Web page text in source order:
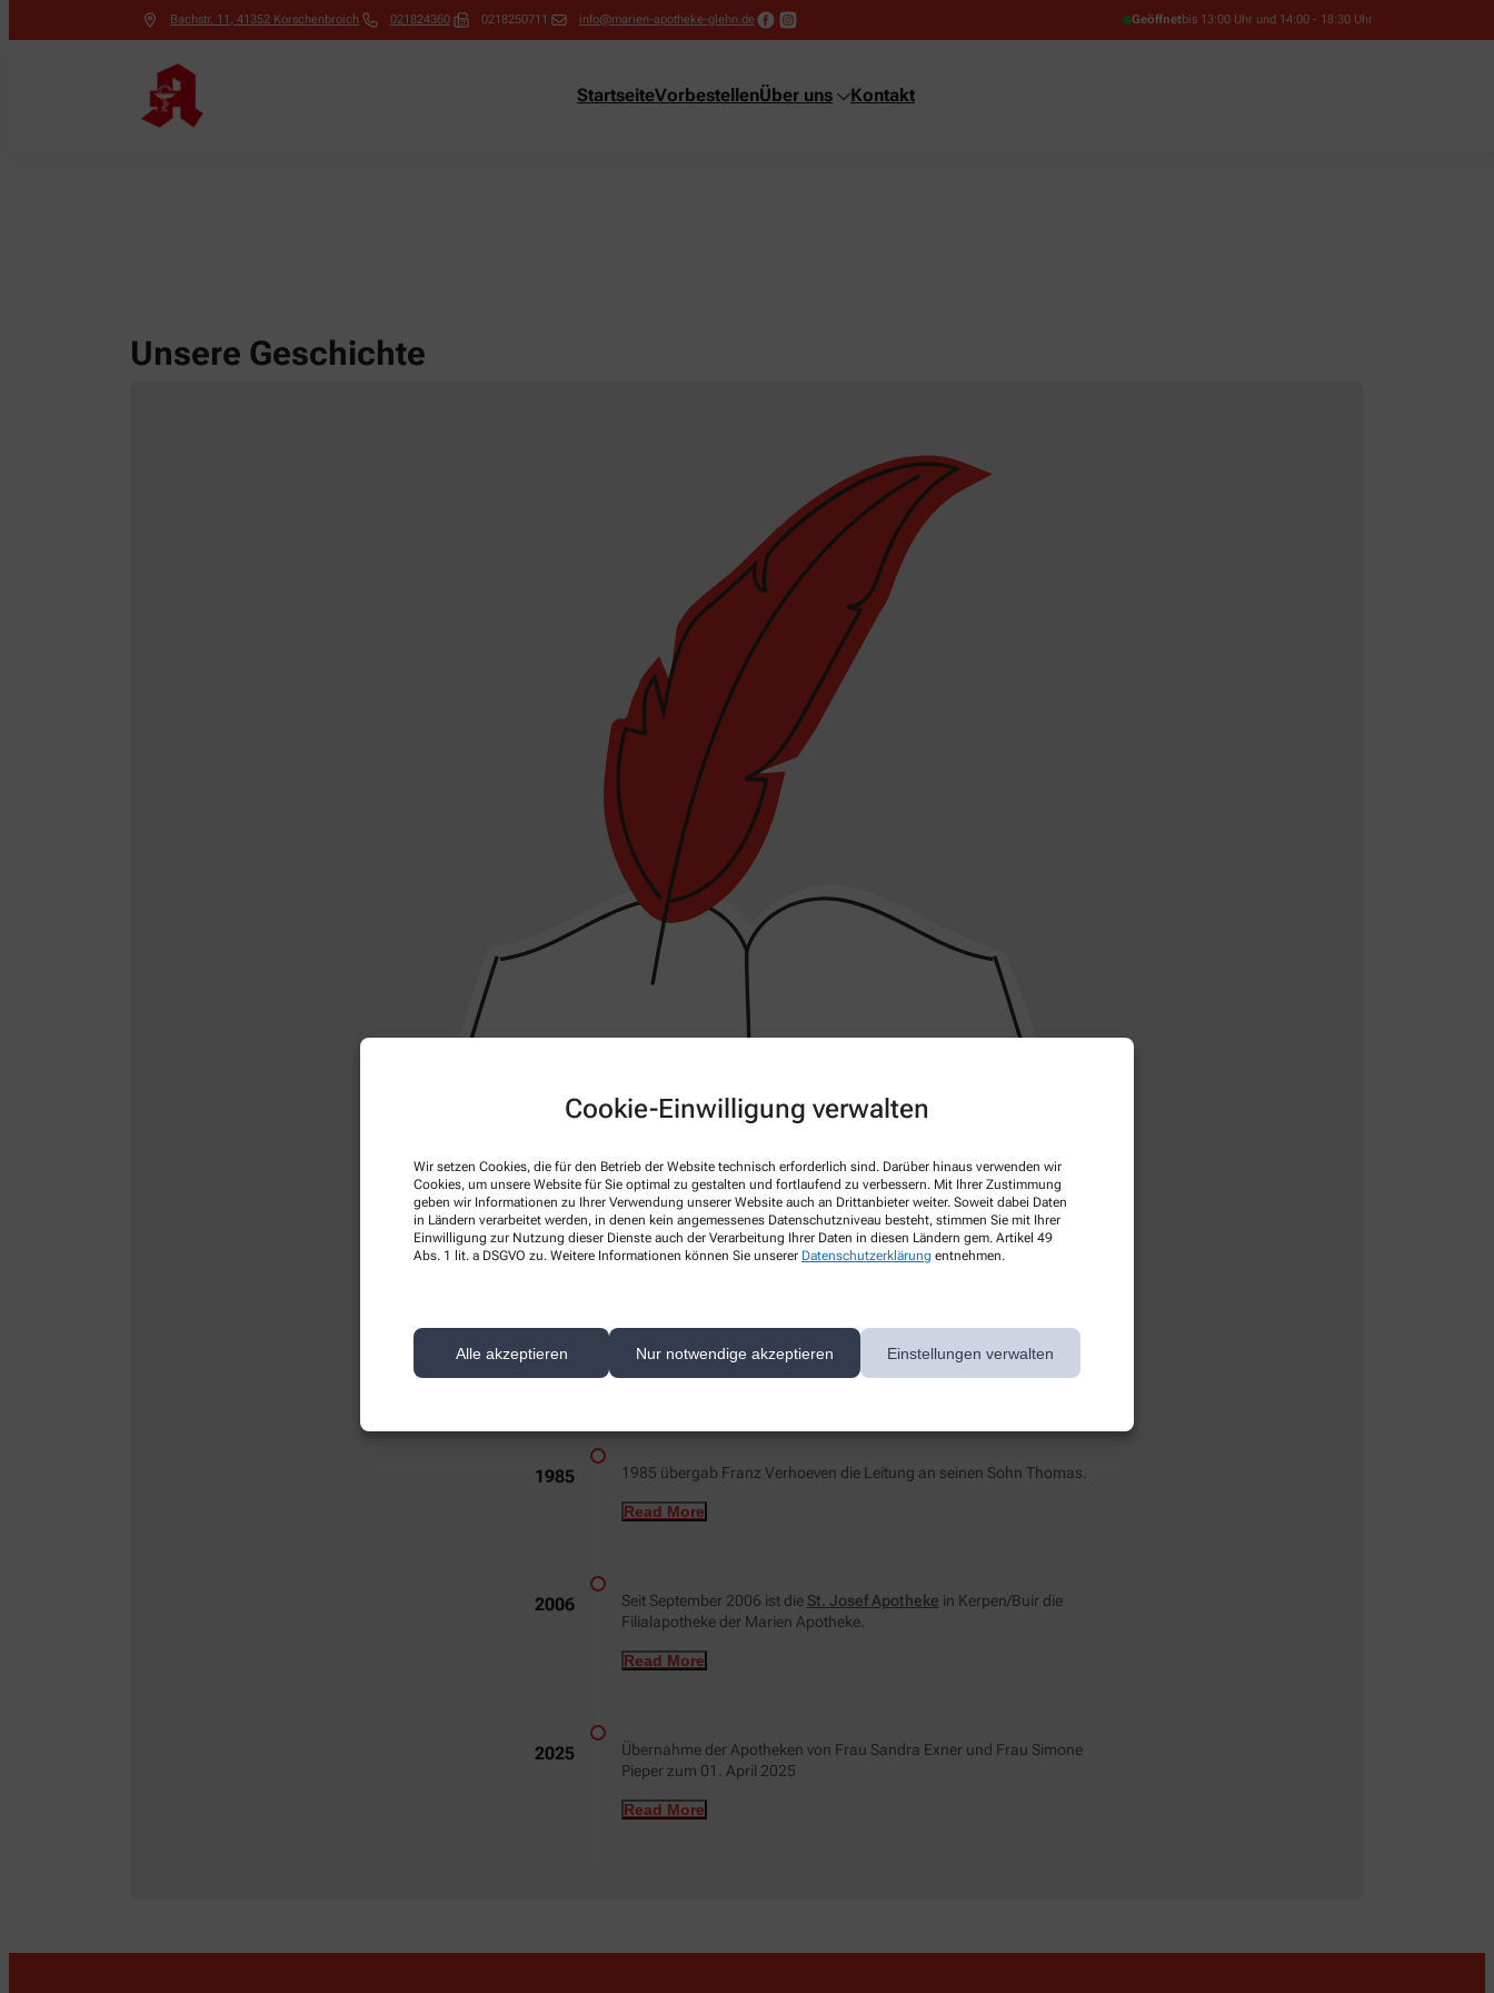
Cookie-Einwilligung verwalten
Wir setzen Cookies, die für den Betrieb der Website technisch erforderlich sind. Darüber hinaus verwenden wir
Cookies, um unsere Website für Sie optimal zu gestalten und fortlaufend zu verbessern. Mit Ihrer Zustimmung
geben wir Informationen zu Ihrer Verwendung unserer Website auch an Drittanbieter weiter. Soweit dabei Daten
in Ländern verarbeitet werden, in denen kein angemessenes Datenschutzniveau besteht, stimmen Sie mit Ihrer
Einwilligung zur Nutzung dieser Dienste auch der Verarbeitung Ihrer Daten in diesen Ländern gem. Artikel 49
Abs. 1 lit. a DSGVO zu. Weitere Informationen können Sie unserer Datenschutzerklärung entnehmen.
Alle akzeptieren Nur notwendige akzeptieren Einstellungen verwalten
Bachstr. 11 , 41352 Korschenbroich 021824360 0218250711 info@marien-apotheke-glehn.de Geöffnetbis 13:00 Uhr und 14:00 - 18:30 Uhr
StartseiteVorbestellenÜber uns Kontakt
Unsere Geschichte
1864 Gegründet wurde die Apotheke im Jahre 1864.
Read More
1958 Seit 1958 befindet sich die Apotheke im Besitz der Familie Verhoeven.
Read More
1985 1985 übergab Franz Verhoeven die Leitung an seinen Sohn Thomas.
Read More
2006 Seit September 2006 ist die St. Josef Apotheke in Kerpen/Buir die
Filialapotheke der Marien Apotheke.
Read More
2025
Übernahme der Apotheken von Frau Sandra Exner und Frau Simone
Pieper zum 01. April 2025
Read More